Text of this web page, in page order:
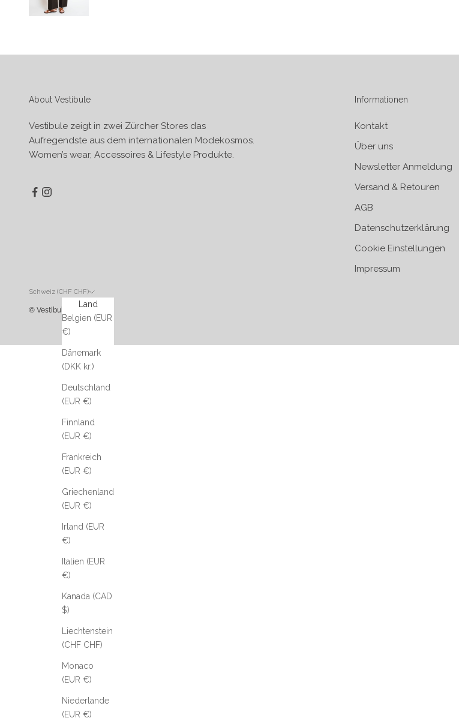
About Vestibule
Vestibule zeigt in zwei Zürcher Stores das
Aufregendste aus dem internationalen Modekosmos.
Women’s wear, Accessoires & Lifestyle Produkte.
Informationen
Kontakt
Über uns
Newsletter Anmeldung
Versand & Retouren
AGB
Datenschutzerklärung
Cookie Einstellungen
Impressum
Schweiz (CHF CHF)
Land
Belgien (EUR
€)
Dänemark
(DKK kr.)
Deutschland
(EUR €)
Finnland
(EUR €)
Frankreich
(EUR €)
Griechenland
(EUR €)
Irland (EUR
€)
Italien (EUR
€)
Kanada (CAD
$)
Liechtenstein
(CHF CHF)
Monaco
(EUR €)
Niederlande
(EUR €)
© Vestibule